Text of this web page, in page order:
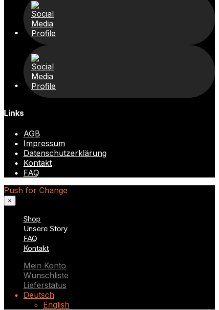
Links
AGB
Impressum
Datenschutzerklärung
Kontakt
FAQ
Push for Change
×
Shop
Unsere Story
FAQ
Kontakt
Mein Konto
Wunschliste
Lieferstatus
Deutsch
English